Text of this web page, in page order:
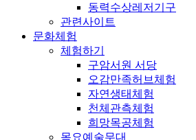
동력수상레저기구
관련사이트
문화체험
체험하기
구암서원 서당
오감만족허브체험
자연생태체험
천체관측체험
희망목공체험
목요예술무대